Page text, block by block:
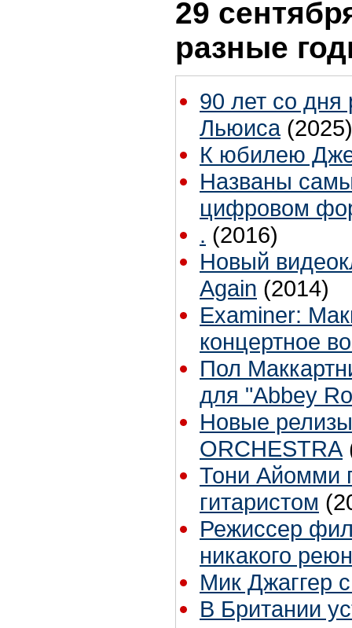
29
разные
90 лет со
Льюиса (2025)
К юбилею
Названы
цифровом
. (2016)
Новый
Again (2014)
Examiner:
концертное
Пол
для "Abbey
Новые
ORCHESTRA
Тони Айомми
гитаристом
Режиссер
никакого
Мик Джаггер
В Британии